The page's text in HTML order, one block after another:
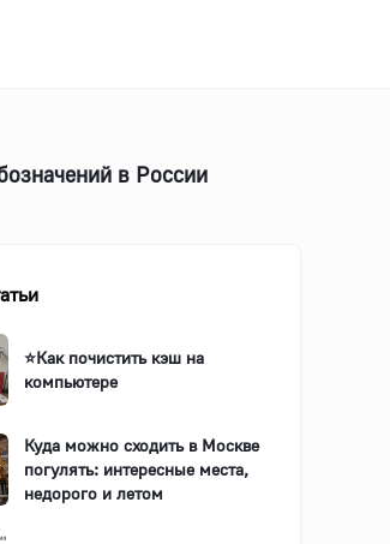
в России
⭐️Как почистить кэш на
компьютере
Куда можно сходить в Москве
погулять: интересные места,
недорого и летом